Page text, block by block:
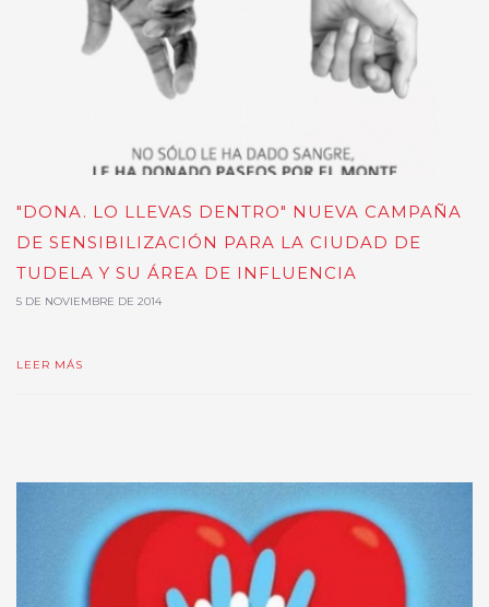
"DONA. LO LLEVAS DENTRO" NUEVA CAMPAÑA
DE SENSIBILIZACIÓN PARA LA CIUDAD DE
TUDELA Y SU ÁREA DE INFLUENCIA
5 DE NOVIEMBRE DE 2014
LEER MÁS